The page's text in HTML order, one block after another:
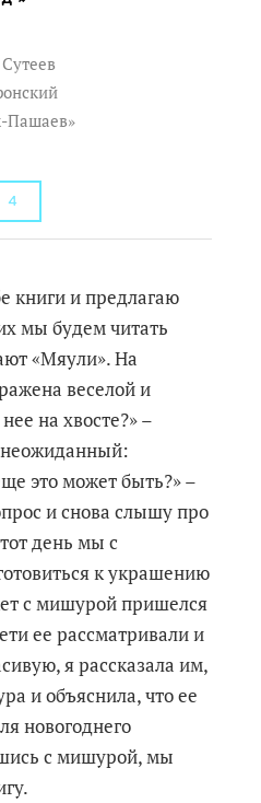
Пашаев»
4
книги и предлагаю
мы будем читать
«Мяули». На
веселой и
на хвосте?» –
это может быть?» –
и снова слышу про
день мы с
к украшению
с мишурой пришелся
ее рассматривали и
я рассказала им,
и объяснила, что ее
новогоднего
с мишурой, мы